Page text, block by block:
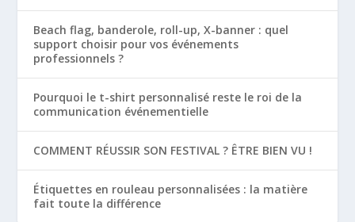
Beach flag, banderole, roll-up, X-banner : quel
support choisir pour vos événements
professionnels ?
Pourquoi le t-shirt personnalisé reste le roi de la
communication événementielle
COMMENT RÉUSSIR SON FESTIVAL ? ÊTRE BIEN VU !
Étiquettes en rouleau personnalisées : la matière
fait toute la différence